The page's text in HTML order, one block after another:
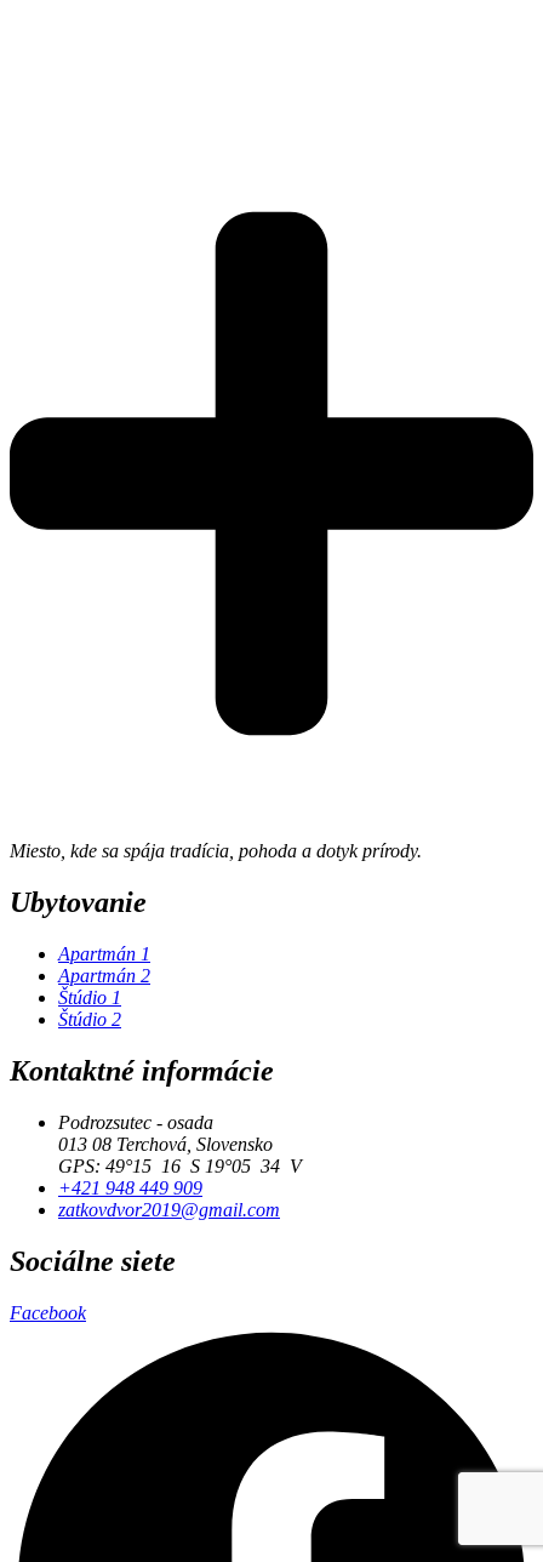
Miesto, kde sa spája tradícia, pohoda a dotyk prírody.
Ubytovanie
Apartmán 1
Apartmán 2
Štúdio 1
Štúdio 2
Kontaktné informácie
Podrozsutec - osada
013 08 Terchová, Slovensko
GPS: 49°15 16 S 19°05 34 V
+421 948 449 909
zatkovdvor2019@gmail.com
Sociálne siete
Facebook